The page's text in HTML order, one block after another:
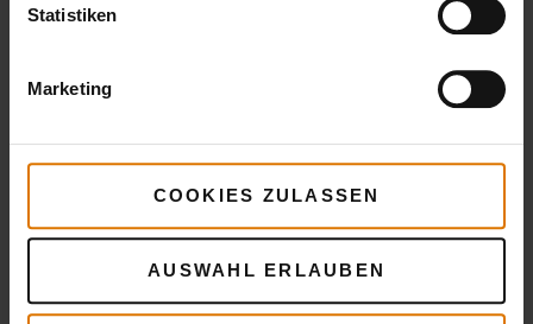
Statistiken
Marketing
COOKIES ZULASSEN
AUSWAHL ERLAUBEN